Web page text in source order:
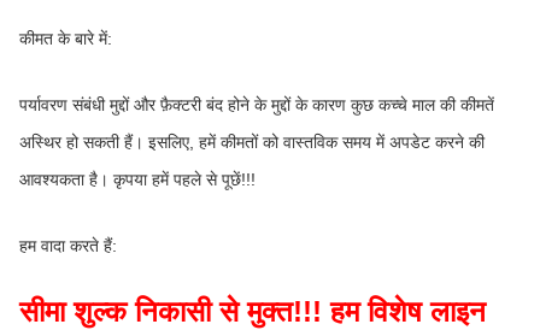
कीमत के बारे में:
पर्यावरण संबंधी मुद्दों और फ़ैक्टरी बंद होने के मुद्दों के कारण कुछ कच्चे माल की कीमतें
अस्थिर हो सकती हैं। इसलिए, हमें कीमतों को वास्तविक समय में अपडेट करने की
आवश्यकता है। कृपया हमें पहले से पूछें!!!
हम वादा करते हैं:
सीमा शुल्क निकासी से मुक्त!!! हम विशेष लाइन